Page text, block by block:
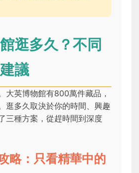
逛多久？不同
議
大英博物館有800萬件藏品，
逛多久取決於你的時間、興趣
三種方案，從趕時間到深度
略：只看精華中的